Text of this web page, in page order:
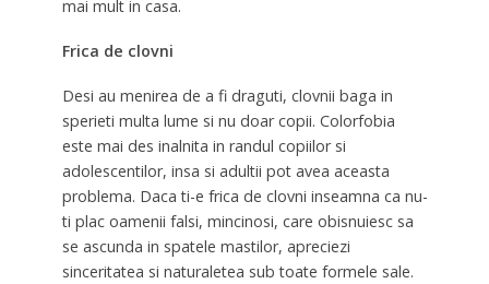
mai mult in casa.
Frica de clovni
Desi au menirea de a fi draguti, clovnii baga in
sperieti multa lume si nu doar copii. Colorfobia
este mai des inalnita in randul copiilor si
adolescentilor, insa si adultii pot avea aceasta
problema. Daca ti-e frica de clovni inseamna ca nu-
ti plac oamenii falsi, mincinosi, care obisnuiesc sa
se ascunda in spatele mastilor, apreciezi
sinceritatea si naturaletea sub toate formele sale.